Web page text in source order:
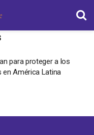
para proteger a los
América Latina